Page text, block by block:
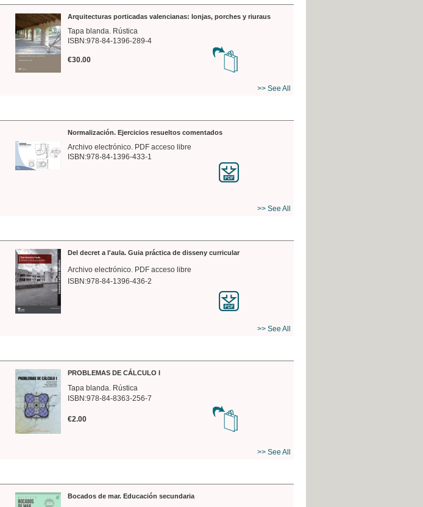
Arquitecturas porticadas valencianas: lonjas, porches y riuraus
Tapa blanda. Rústica
ISBN:978-84-1396-289-4
€30.00
>> See All
Normalización. Ejercicios resueltos comentados
Archivo electrónico. PDF acceso libre
ISBN:978-84-1396-433-1
>> See All
Del decret a l'aula. Guia práctica de disseny curricular
Archivo electrónico. PDF acceso libre
ISBN:978-84-1396-436-2
>> See All
PROBLEMAS DE CÁLCULO I
Tapa blanda. Rústica
ISBN:978-84-8363-256-7
€2.00
>> See All
Bocados de mar. Educación secundaria